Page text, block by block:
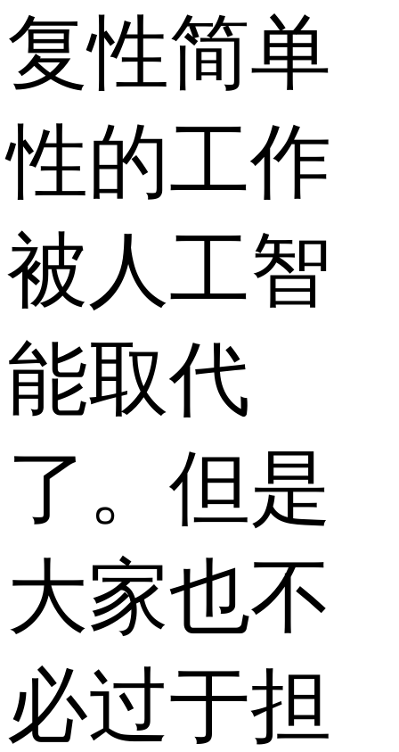
复性简单
性的工作
被人工智
能取代
了。但是
大家也不
必过于担